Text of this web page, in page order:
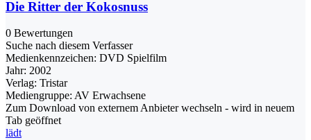
Die Ritter der Kokosnuss
0 Bewertungen
Suche nach diesem Verfasser
Medienkennzeichen: DVD Spielfilm
Jahr: 2002
Verlag: Tristar
Mediengruppe: AV Erwachsene
Zum Download von externem Anbieter wechseln - wird in neuem
Tab geöffnet
lädt